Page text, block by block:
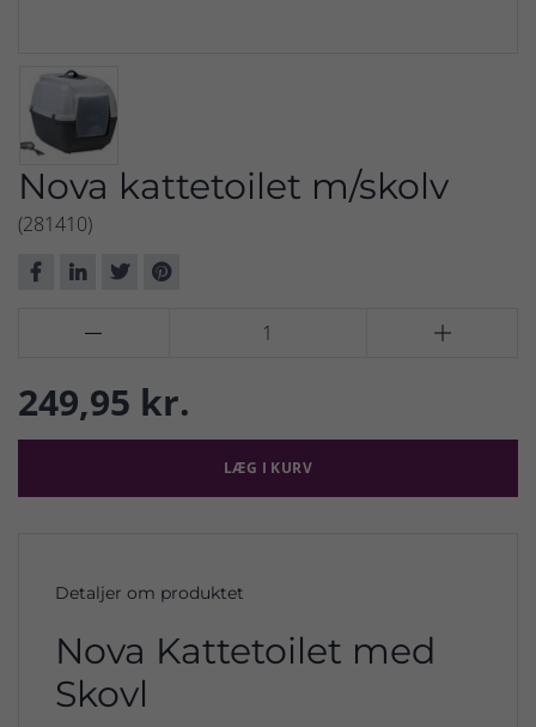
Nova kattetoilet m/skolv
(281410)
 
249,95 kr.
LÆG I KURV
Detaljer om produktet
Nova Kattetoilet med
Skovl